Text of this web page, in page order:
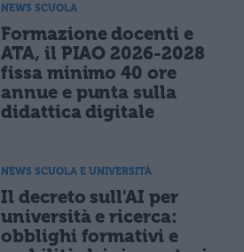
NEWS SCUOLA
Formazione docenti e
ATA, il PIAO 2026-2028
fissa minimo 40 ore
annue e punta sulla
didattica digitale
NEWS SCUOLA E UNIVERSITÀ
Il decreto sull'AI per
università e ricerca:
obblighi formativi e